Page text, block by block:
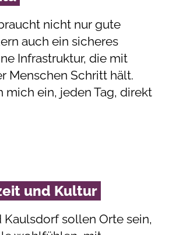
nicht nur gute
auch ein sicheres
Infrastruktur, die mit
Menschen Schritt hält.
mich ein, jeden Tag, direkt
und Kultur
sollen Orte sein,